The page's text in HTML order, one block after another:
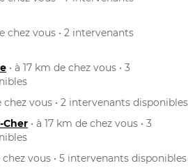
chez vous • 2 intervenants
• à 17 km de chez vous • 3
chez vous • 2 intervenants disponibles
Cher • à 17 km de chez vous • 3
chez vous • 5 intervenants disponibles